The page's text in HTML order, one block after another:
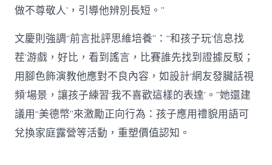
做不尊敬人’，引導他辨別長短。”
文慶則強調“前言批評思維培養”：“和孩子玩‘信息找
茬’游戲，好比，看到謠言，比賽誰先找到證據反駁；
用腳色飾演教他應對不良內容，如設計‘網友發臟話視
頻’場景，讓孩子練習‘我不喜歡這樣的表達’。”她還建
議用“美德幣”來激勵正向行為：孩子應用禮貌用語可
兌換家庭露營等活動，重塑價值認知。